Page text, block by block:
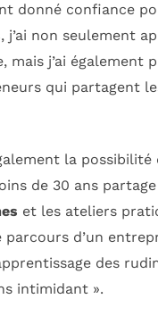
donné confiance
, j’ai non seulement
mais j’ai également
qui partagent
la possibilité
de 30 ans
et les ateliers
parcours d’un
des
intimidant ».